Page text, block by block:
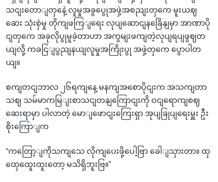
သငျးတောျတှနေဲ့ လူမှုအခွပွေုအဖှဲ့အစညျးတှကေ မူးယဈ
ဆေး သုံးစှဲမှု တိုကျဖကြျရေး လုပျဆောငျနခြေိနျမှာ အာဏာပို
ငျတှကေ အခုလိုပွုမူခဲ့တာဟာ အကွမျးဖကျတဲ့လုပျရပျဖွဈတ
ယျလို့ ကခငြျပွညျနယျလူမှုအကြိုးပွု အဖှဲ့တှကေ ပွောပါတ
ယျ။
စကျတငျဘာလ ၂၆ရကျနေ့ မနကျအစောပိုငျးက အသကျတာ
သဈ သမ်မာကမြျးစာသငျတနျကြောငျးကို ဝငျရောကျစဈ
ဆေးရာမှာ ပါလာတဲ့ မောျဖောငျးကြေးရှာ အုပျခြုပျရေးမှူး ဦး
စိုးကြောျက
“ကတြော့ျကိုသကျသေ လိုကျပေးဖို့ပေါ့ဗြာ ခေါျသှားတာ။ ထှ
ထှေထေူးထူးတော့ မသိရှိဘူးဗြ။”